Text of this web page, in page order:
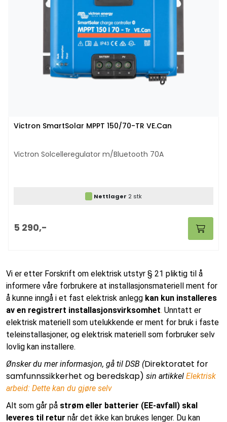
Victron SmartSolar MPPT 150/70-TR VE.Can
Victron Solcelleregulator m/Bluetooth 70A
Nettlager 2 stk
5 290,-
Vi er etter Forskrift om elektrisk utstyr § 21 pliktig til å
informere våre forbrukere at installasjonsmateriell ment for
å kunne inngå i et fast elektrisk anlegg kan kun installeres
av en registrert installasjonsvirksomhet. Unntatt er
elektrisk materiell som utelukkende er ment for bruk i faste
teleinstallasjoner, og elektrisk materiell som forbruker selv
lovlig kan installere.
Ønsker du mer informasjon, gå til DSB (Direktoratet for
samfunnssikkerhet og beredskap) sin artikkel Elektrisk
arbeid: Dette kan du gjøre selv
Alt som går på strøm eller batterier (EE-avfall) skal
leveres til retur når det ikke kan brukes lenger. Du kan